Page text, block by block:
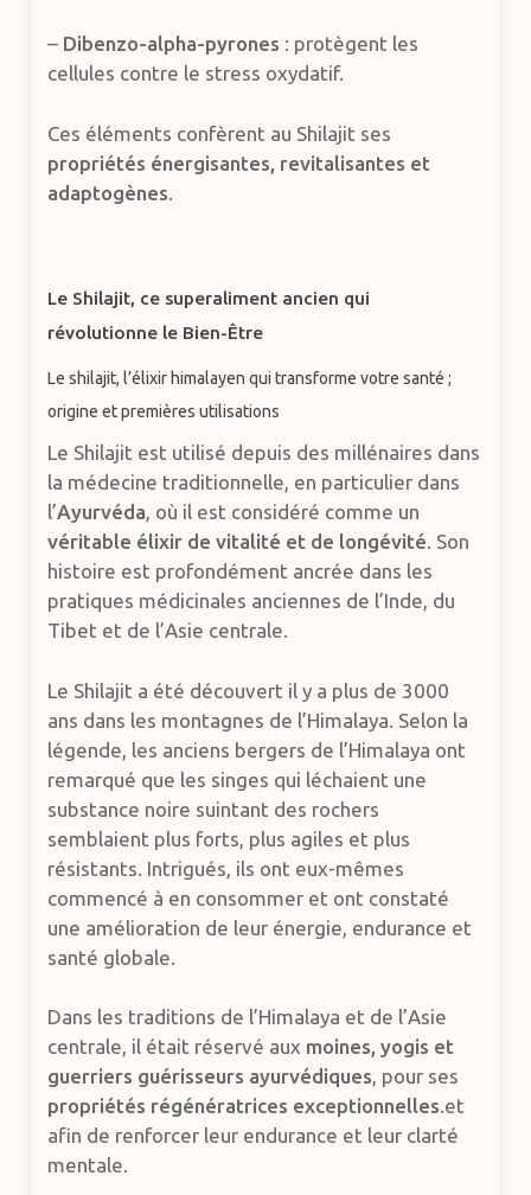
– Dibenzo-alpha-pyrones : protègent les
cellules contre le stress oxydatif.
Ces éléments confèrent au Shilajit ses
propriétés énergisantes, revitalisantes et
adaptogènes.
Le Shilajit, ce superaliment ancien qui
révolutionne le Bien-Être
Le shilajit, l’élixir himalayen qui transforme votre santé ;
origine et premières utilisations
Le Shilajit est utilisé depuis des millénaires dans
la médecine traditionnelle, en particulier dans
l’Ayurvéda, où il est considéré comme un
véritable élixir de vitalité et de longévité. Son
histoire est profondément ancrée dans les
pratiques médicinales anciennes de l’Inde, du
Tibet et de l’Asie centrale.
Le Shilajit a été découvert il y a plus de 3000
ans dans les montagnes de l’Himalaya. Selon la
légende, les anciens bergers de l’Himalaya ont
remarqué que les singes qui léchaient une
substance noire suintant des rochers
semblaient plus forts, plus agiles et plus
résistants. Intrigués, ils ont eux-mêmes
commencé à en consommer et ont constaté
une amélioration de leur énergie, endurance et
santé globale.
Dans les traditions de l’Himalaya et de l’Asie
centrale, il était réservé aux moines, yogis et
guerriers guérisseurs ayurvédiques, pour ses
propriétés régénératrices exceptionnelles.et
afin de renforcer leur endurance et leur clarté
mentale.